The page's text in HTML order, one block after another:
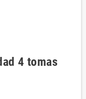
4 tomas